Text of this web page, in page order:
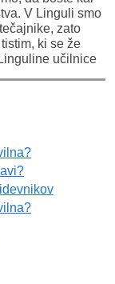
V Linguli smo
zato
ki se že
učilnice